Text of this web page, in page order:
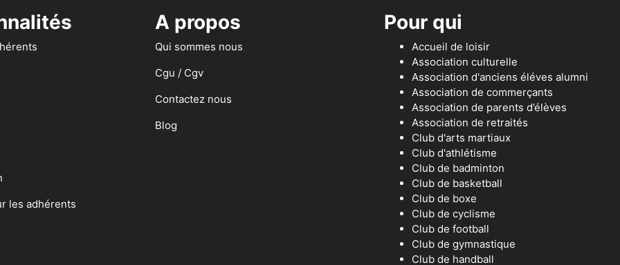
les adhérents
A propos
Qui sommes nous
Cgu / Cgv
Contactez nous
Blog
Pour qui
Accueil de loisir
Association culturelle
Association d'anciens éléves alumni
Association de commerçants
Association de parents d’élèves
Association de retraités
Club d'arts martiaux
Club d'athlétisme
Club de badminton
Club de basketball
Club de boxe
Club de cyclisme
Club de football
Club de gymnastique
Club de handball